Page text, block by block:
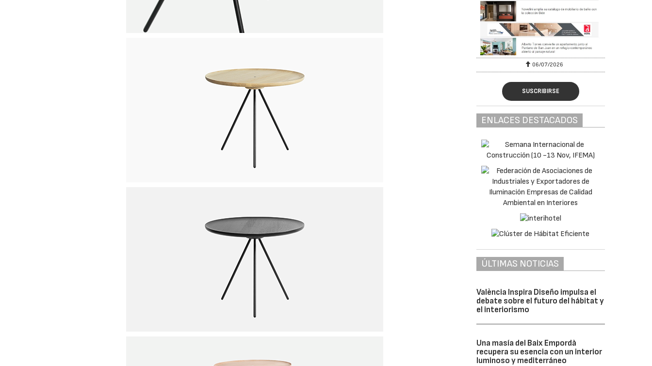
06/07/2026
SUSCRIBIRSE
ENLACES DESTACADOS
ÚLTIMAS NOTICIAS
València Inspira Diseño impulsa el
debate sobre el futuro del hábitat y
el interiorismo
Una masía del Baix Empordà
recupera su esencia con un interior
luminoso y mediterráneo